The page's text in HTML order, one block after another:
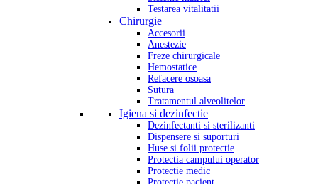
Testarea vitalitatii
Chirurgie
Accesorii
Anestezie
Freze chirurgicale
Hemostatice
Refacere osoasa
Sutura
Tratamentul alveolitelor
Igiena si dezinfectie
Dezinfectanti si sterilizanti
Dispensere si suporturi
Huse si folii protectie
Protectia campului operator
Protectie medic